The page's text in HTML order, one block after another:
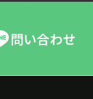
問い合わせ